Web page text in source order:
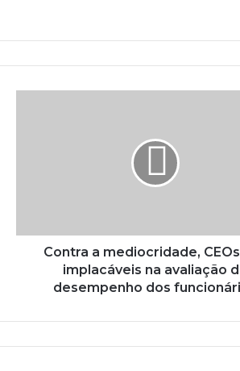
Contra a mediocridade,
implacáveis na avaliação
desempenho dos